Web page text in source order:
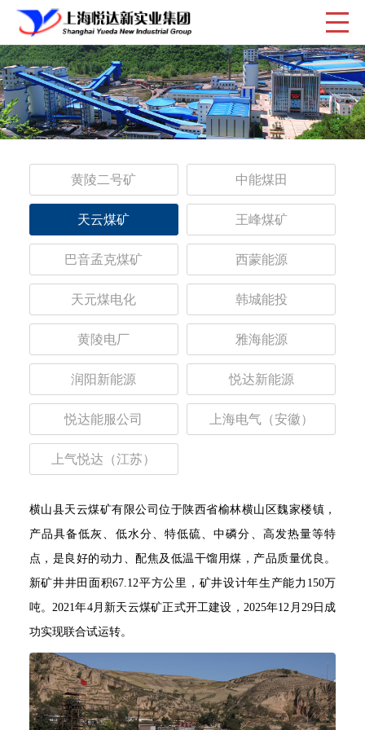
黄陵二号矿 中能煤田
天云煤矿 王峰煤矿
巴音孟克煤矿 西蒙能源
天元煤电化 韩城能投
黄陵电厂 雅海能源
润阳新能源 悦达新能源
悦达能服公司 上海电气（安徽）
上气悦达（江苏）
横山县天云煤矿有限公司位于陕西省榆林横山区魏家楼镇，
产品具备低灰、低水分、特低硫、中磷分、高发热量等特
点，是良好的动力、配焦及低温干馏用煤，产品质量优良。
新矿井井田面积67.12平方公里，矿井设计年生产能力150万
吨。2021年4月新天云煤矿正式开工建设，2025年12月29日成
功实现联合试运转。